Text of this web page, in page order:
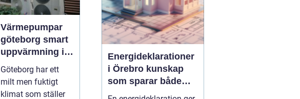
Värmepumpar
göteborg smart
uppvärmning i
ett kustklimat
Göteborg har ett
milt men fuktigt
klimat som ställer
Energideklarationer
i Örebro kunskap
som sparar både
energi och pengar